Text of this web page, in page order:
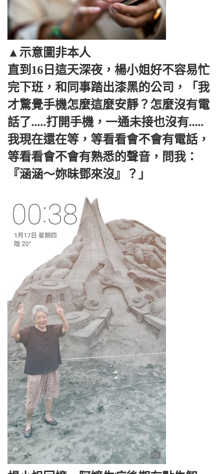
▲示意圖非本人
直到16日這天深夜，楊小姐好不容易忙
完下班，和同事踏出漆黑的公司，「我
才驚覺手機怎麼這麼安靜？怎麼沒有電
話了.....打開手機，一通未接也沒有.....
我現在還在等，等看看會不會有電話，
等看看會不會有熟悉的聲音，問我：
『涵涵～妳昧鄧來沒』？」